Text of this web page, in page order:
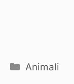
Categorie
Animali